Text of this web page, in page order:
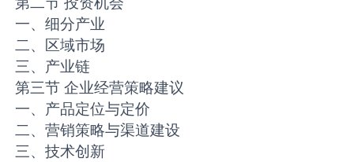
一、细分产业
二、区域市场
三、产业链
第三节 企业经营策略建议
一、产品定位与定价
二、营销策略与渠道建设
三、技术创新